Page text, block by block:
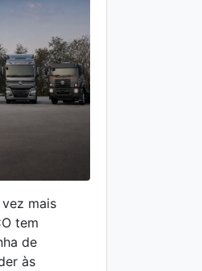
mais
tem
de
às